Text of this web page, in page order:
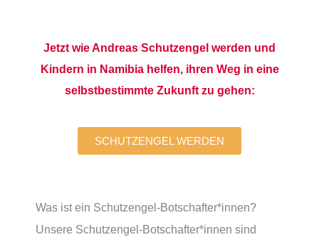
Jetzt wie Andreas Schutzengel werden und
Kindern in Namibia helfen, ihren Weg in eine
selbstbestimmte Zukunft zu gehen:
SCHUTZENGEL WERDEN
Was ist ein Schutzengel-Botschafter*innen?
Unsere Schutzengel-Botschafter*innen sind